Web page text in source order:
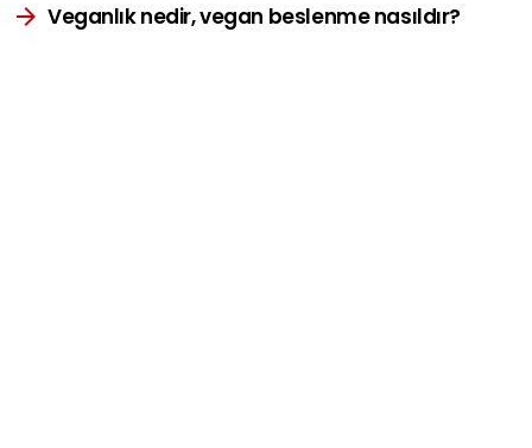
Veganlık nedir, vegan beslenme nasıldır?